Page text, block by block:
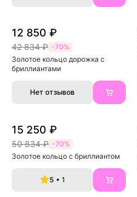
12 850 ₽
42 834 ₽ -70%
Золотое кольцо дорожка с
бриллиантами
Нет отзывов
15 250 ₽
50 834 ₽ -70%
Золотое кольцо с бриллиантом
5 • 1